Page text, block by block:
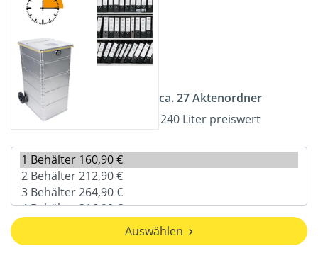
ca. 27 Aktenordner
240 Liter preiswert
Auswählen